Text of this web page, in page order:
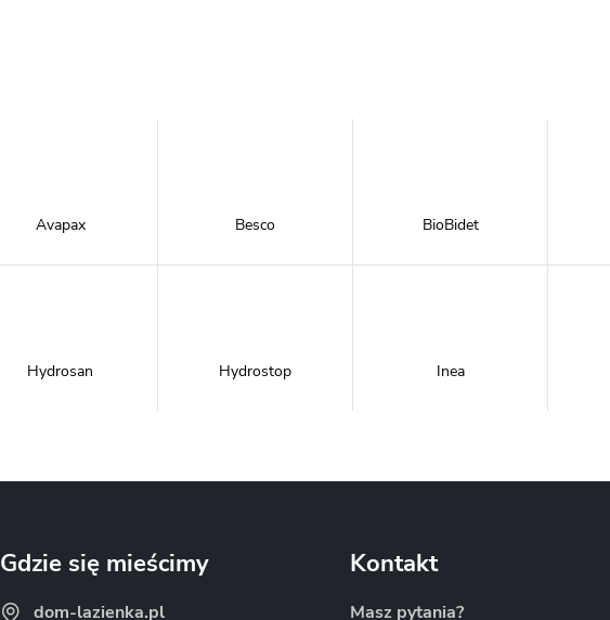
Avapax Besco BioBidet
Hydrosan Hydrostop Inea
Gdzie się mieścimy
dom-lazienka.pl
Kontakt
Masz pytania?